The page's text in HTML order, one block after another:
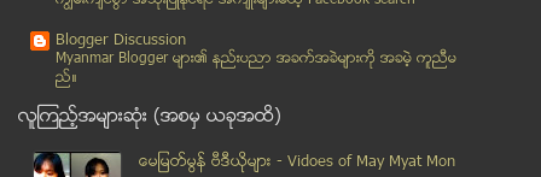
Google Glass တပ္ကားေမာင္းႏွင္မွု ခြင့္ျပဳသင့္မျပဳသင့္
ယာဥ္လိုင္းမ်ားေပၚတြင္ စီးနင္းလိုက္ပါ ႏိႈက္ယူေလ့ရွိ...
၁၈ ႏွစ္ေအာက္ မၾကည့္ရ ဇာတ္ကားနဲ႔ သၪၨာႏြယ္ဝင္း
Blogger Discussion
Myanmar Blogger မ်ား၏ နည္းပညာ အခက္အခဲမ်ားကုိ အခမဲ့ ကူညီမ
ည္။
လူၾကည့္အမ်ားဆုံး (အစမွ ယခုအထိ)
ေမျမတ္မြန္ ဗီဒီယုိမ်ား - Vidoes of May Myat Mon